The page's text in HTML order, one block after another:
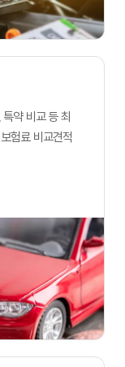
약 비교 등 최
험료 비교견적